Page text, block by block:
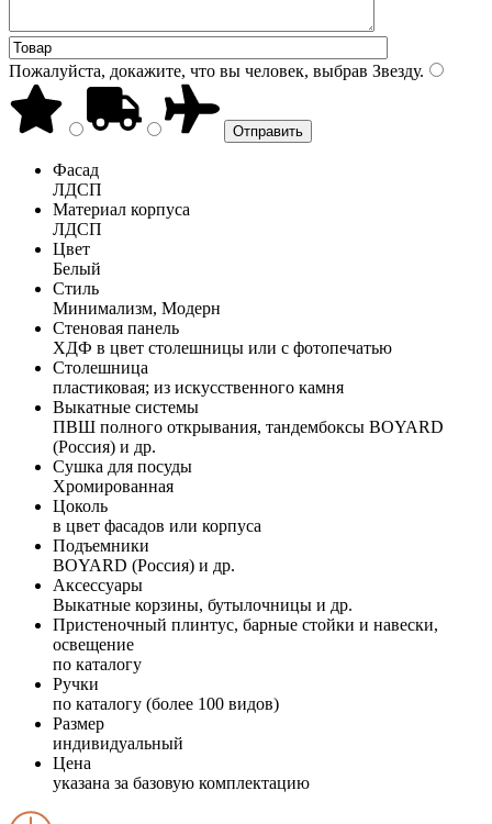
Пожалуйста, докажите, что вы человек, выбрав Звезду.
Фасад
ЛДСП
Материал корпуса
ЛДСП
Цвет
Белый
Стиль
Минимализм, Модерн
Стеновая панель
ХДФ в цвет столешницы или с фотопечатью
Столешница
пластиковая; из искусственного камня
Выкатные системы
ПВШ полного открывания, тандембоксы BOYARD
(Россия) и др.
Сушка для посуды
Хромированная
Цоколь
в цвет фасадов или корпуса
Подъемники
BOYARD (Россия) и др.
Аксессуары
Выкатные корзины, бутылочницы и др.
Пристеночный плинтус, барные стойки и навески,
освещение
по каталогу
Ручки
по каталогу (более 100 видов)
Размер
индивидуальный
Цена
указана за базовую комплектацию